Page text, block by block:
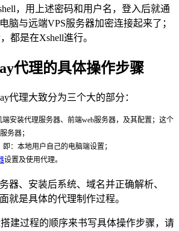
，用上述密码和用户名，登入后就通
脑与远端VPS服务器加密连接起来了；
都是在Xshell進行。
代理的具体操作步骤
代理大致分为三个大的部分：
端安装代理服务器、前端web服务器，及其配置；这个
务器；
：本地用户自己的电脑端设置；
设置及使用代理。
器、安装后系统、域名并正确解析、
就是具体的代理制作过程。
建过程的顺序来书写具体操作步骤，请